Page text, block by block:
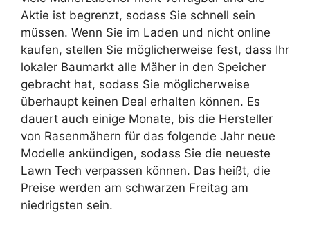
Aktie ist begrenzt, sodass Sie schnell sein
müssen. Wenn Sie im Laden und nicht online
kaufen, stellen Sie möglicherweise fest, dass Ihr
lokaler Baumarkt alle Mäher in den Speicher
gebracht hat, sodass Sie möglicherweise
überhaupt keinen Deal erhalten können. Es
dauert auch einige Monate, bis die Hersteller
von Rasenmähern für das folgende Jahr neue
Modelle ankündigen, sodass Sie die neueste
Lawn Tech verpassen können. Das heißt, die
Preise werden am schwarzen Freitag am
niedrigsten sein.